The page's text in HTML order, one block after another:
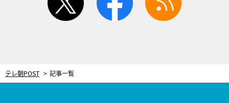
テレ朝POST 記事一覧